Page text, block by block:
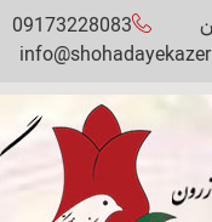
09173228083